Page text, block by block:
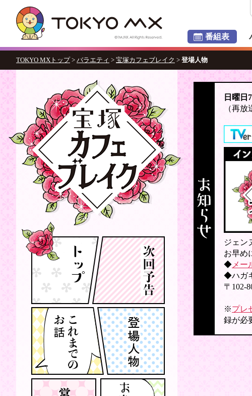
番組表
TOKYO MXトップ > バラエティ > 宝塚カフェブレイク > 登場人物
日曜日
（再
ジェン
お早め
◆ メー
◆ハガ
〒102-
※プレ
録が必